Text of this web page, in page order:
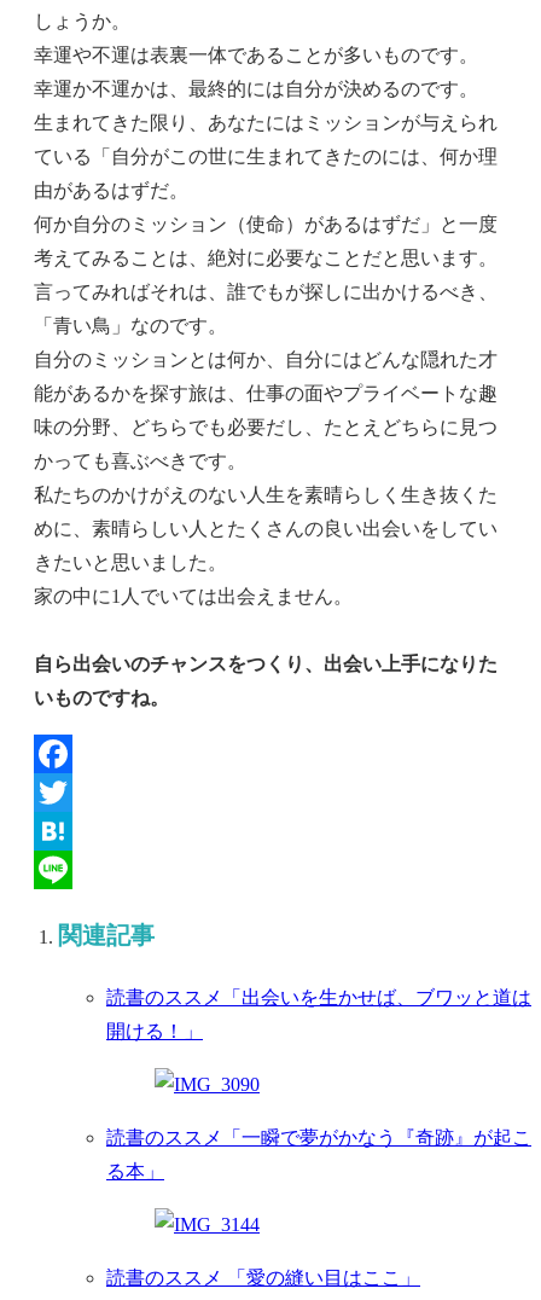
しょうか。
幸運や不運は表裏一体であることが多いものです。
幸運か不運かは、最終的には自分が決めるのです。
生まれてきた限り、あなたにはミッションが与えられ
ている「自分がこの世に生まれてきたのには、何か理
由があるはずだ。
何か自分のミッション（使命）があるはずだ」と一度
考えてみることは、絶対に必要なことだと思います。
言ってみればそれは、誰でもが探しに出かけるべき、
「青い鳥」なのです。
自分のミッションとは何か、自分にはどんな隠れた才
能があるかを探す旅は、仕事の面やプライベートな趣
味の分野、どちらでも必要だし、たとえどちらに見つ
かっても喜ぶべきです。
私たちのかけがえのない人生を素晴らしく生き抜くた
めに、素晴らしい人とたくさんの良い出会いをしてい
きたいと思いました。
家の中に1人でいては出会えません。
自ら出会いのチャンスをつくり、出会い上手になりた
いものですね。
Facebook
Twitter
Hatena
関連記事
読書のススメ「出会いを生かせば、ブワッと道は
開ける！」
読書のススメ「一瞬で夢がかなう『奇跡』が起こ
る本」
読書のススメ 「愛の縫い目はここ」